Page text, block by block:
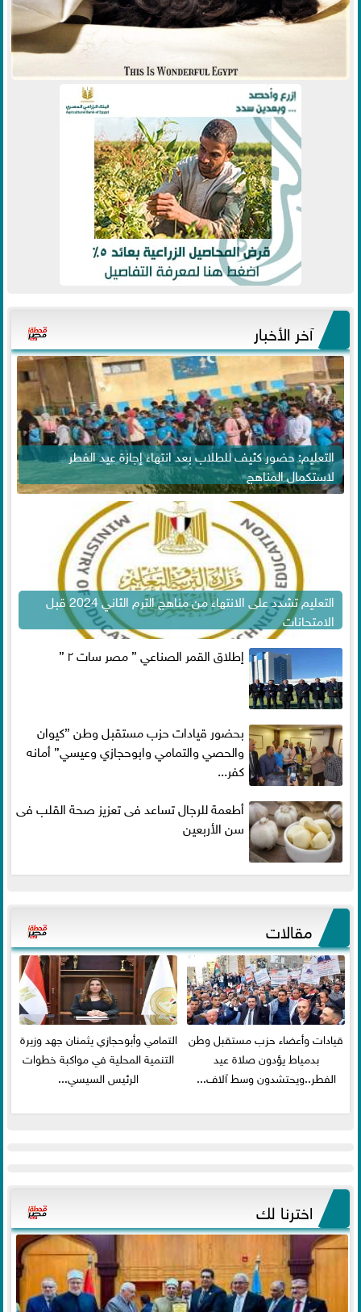
آخر الأخبار
التعليم: حضور كثيف للطلاب بعد انتهاء إجازة عيد الفطر
لاستكمال المناهج
التعليم تشدد على الانتهاء من مناهج الترم الثاني 2024 قبل
الامتحانات
إطلاق القمر الصناعي ” مصر سات ٢ ”
بحضور قيادات حزب مستقبل وطن ”كيوان
والحصي والتمامي وابوحجازي وعيسي” أمانه
كفر...
أطعمة للرجال تساعد فى تعزيز صحة القلب فى
سن الأربعين
مقالات
قيادات وأعضاء حزب مستقبل وطن
بدمياط يؤدون صلاة عيد
الفطر..ويحتشدون وسط آلاف...
التمامي وأبوحجازي يثمنان جهد وزيرة
التنمية المحلية في مواكبة خطوات
الرئيس السيسي...
اخترنا لك